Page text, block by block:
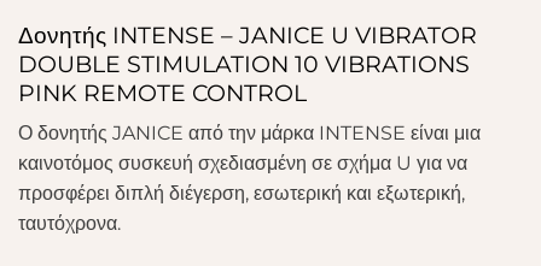
Δονητής INTENSE – JANICE U VIBRATOR
DOUBLE STIMULATION 10 VIBRATIONS
PINK REMOTE CONTROL
Ο δονητής JANICE από την μάρκα INTENSE είναι μια
καινοτόμος συσκευή σχεδιασμένη σε σχήμα U για να
προσφέρει διπλή διέγερση, εσωτερική και εξωτερική,
ταυτόχρονα.